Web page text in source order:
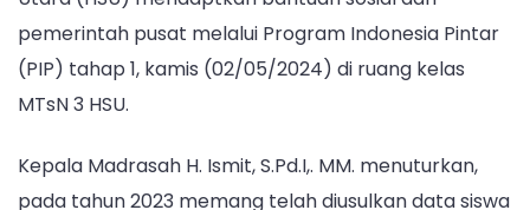
Mendapatkan
Bantuan
PIP
Tahun
2024
pemerintah pusat melalui Program Indonesia Pintar
(PIP) tahap 1, kamis (02/05/2024) di ruang kelas
MTsN 3 HSU.
Kepala Madrasah H. Ismit, S.Pd.I,. MM. menuturkan,
pada tahun 2023 memang telah diusulkan data siswa